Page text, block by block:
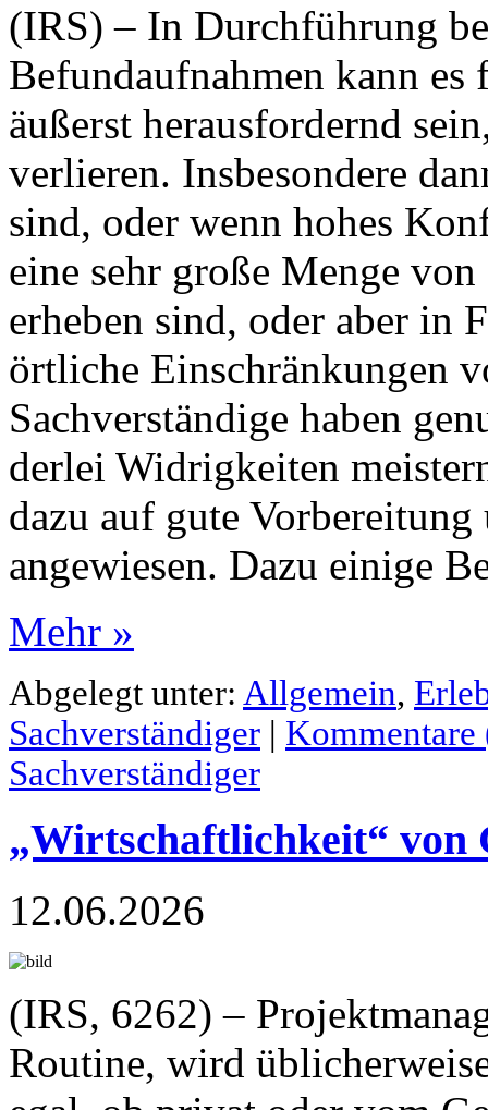
(IRS) – In Durchführung
Befundaufnahmen kann es
äußerst herausfordernd
verlieren. Insbesondere
sind, oder wenn hohes
eine sehr große Menge
erheben sind, oder aber in
örtliche Einschränkungen
Sachverständige haben
derlei Widrigkeiten
dazu auf gute
angewiesen. Dazu einige
Mehr »
Abgelegt unter: Allgemein,
Sachverständiger | Kommentare
Sachverständiger
„Wirtschaftlichkeit“ von
12.06.2026
(IRS, 6262) –
Routine, wird